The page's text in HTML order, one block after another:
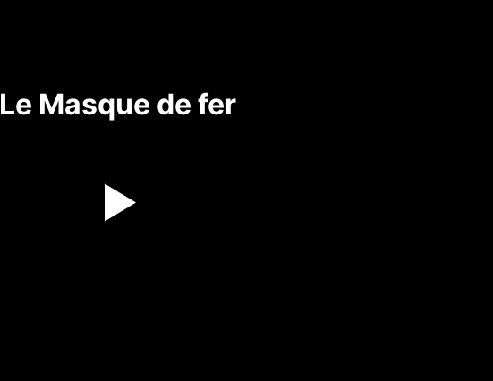
Le Masque de fer